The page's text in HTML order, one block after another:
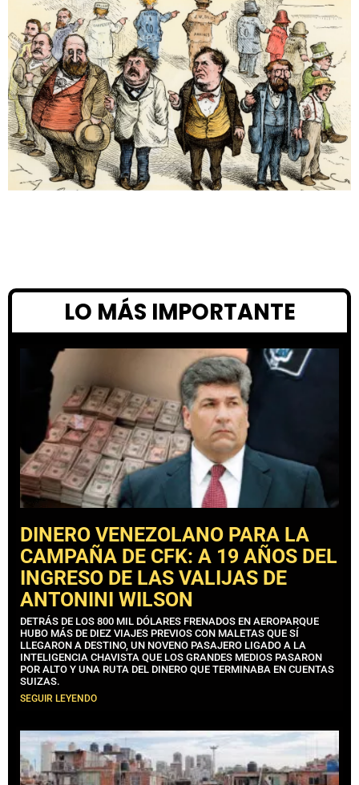
LO MÁS IMPORTANTE
DINERO VENEZOLANO PARA LA
CAMPAÑA DE CFK: A 19 AÑOS DEL
INGRESO DE LAS VALIJAS DE
ANTONINI WILSON
DETRÁS DE LOS 800 MIL DÓLARES FRENADOS EN AEROPARQUE
HUBO MÁS DE DIEZ VIAJES PREVIOS CON MALETAS QUE SÍ
LLEGARON A DESTINO, UN NOVENO PASAJERO LIGADO A LA
INTELIGENCIA CHAVISTA QUE LOS GRANDES MEDIOS PASARON
POR ALTO Y UNA RUTA DEL DINERO QUE TERMINABA EN CUENTAS
SUIZAS.
SEGUIR LEYENDO